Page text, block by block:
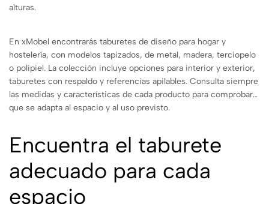
alturas.
En xMobel encontrarás taburetes de diseño para hogar y
hostelería, con modelos tapizados, de metal, madera, terciopelo
o polipiel. La colección incluye opciones para interior y exterior,
taburetes con respaldo y referencias apilables. Consulta siempre
las medidas y características de cada producto para comprobar
que se adapta al espacio y al uso previsto.
Encuentra el taburete
adecuado para cada
espacio